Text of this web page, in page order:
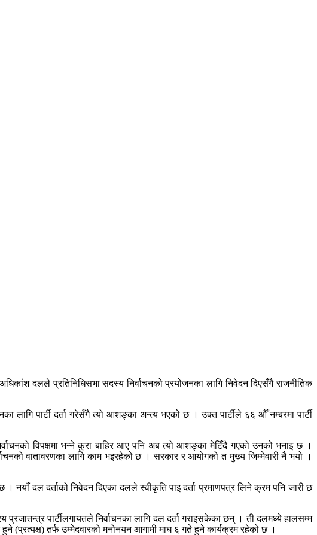
दलले प्रतिनिधिसभा सदस्य निर्वाचनको प्रयोजनका लागि निवेदन दिएसँगै राजनीतिक
लागि पार्टी दर्ता गरेसँगै त्यो आशङ्का अन्त्य भएको छ । उक्त पार्टीले ६६ औँ नम्बरमा पार्टी
विपक्षमा भन्ने कुरा बाहिर आए पनि अब त्यो आशङ्का मेटिँदै गएको उनको भनाइ छ ।
वातावरणका लागि काम भइरहेको छ । सरकार र आयोगको त मुख्य जिम्मेवारी नै भयो ।
दल दर्ताको निवेदन दिएका दलले स्वीकृति पाइ दर्ता प्रमाणपत्र लिने क्रम पनि जारी छ
प्रजातन्त्र पार्टीलगायतले निर्वाचनका लागि दल दर्ता गराइसकेका छन् । ती दलमध्ये हालसम्म
(प्रत्यक्ष) तर्फ उम्मेदवारको मनोनयन आगामी माघ ६ गते हुने कार्यक्रम रहेको छ ।